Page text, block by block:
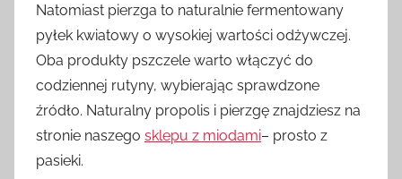
Natomiast pierzga to naturalnie fermentowany
pyłek kwiatowy o wysokiej wartości odżywczej.
Oba produkty pszczele warto włączyć do
codziennej rutyny, wybierając sprawdzone
źródło. Naturalny propolis i pierzgę znajdziesz na
stronie naszego sklepu z miodami– prosto z
pasieki.